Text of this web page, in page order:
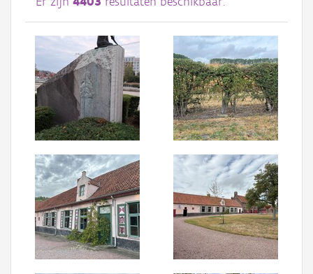
#BeeldIndeKijker
Hergebruik
Over ons
Aanmelden